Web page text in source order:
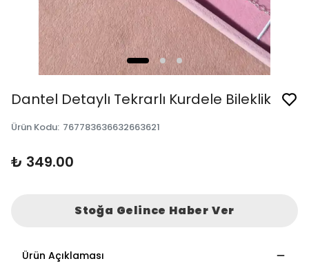
Dantel Detaylı Tekrarlı Kurdele Bileklik
Ürün Kodu: 767783636632663621
₺ 349.00
Stoğa Gelince Haber Ver
Ürün Açıklaması